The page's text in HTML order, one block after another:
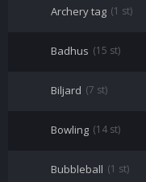
Archery tag (1 st)
Badhus (15 st)
Biljard (7 st)
Bowling (14 st)
Bubbleball (1 st)